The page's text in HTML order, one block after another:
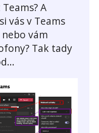
A
vás v Teams
vám
Tak tady